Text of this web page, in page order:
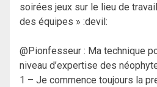
soirées jeux sur le lieu de
des équipes » :devil:
@Pionfesseur : Ma technique
niveau d’expertise des
1 – Je commence toujours la